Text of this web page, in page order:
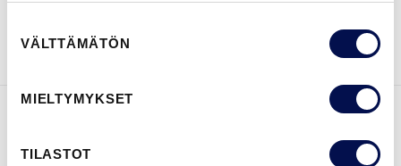
valinta
VÄLTTÄMÄTÖN
MIELTYMYKSET
TILASTOT
Ota meihin yhteyttä